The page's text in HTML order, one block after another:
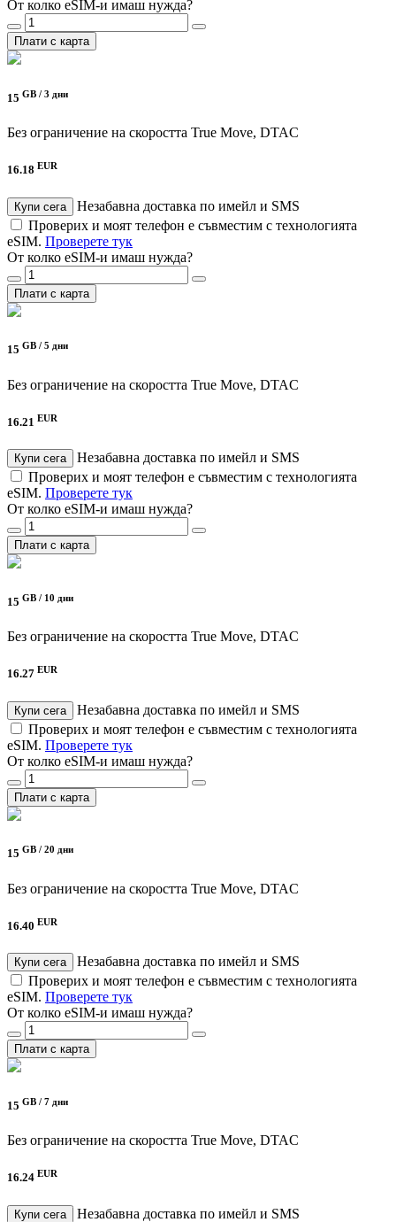
От колко eSIM-и имаш нужда?
Плати с карта
15 GB / 3 дни
Без ограничение на скоростта True Move, DTAC
16.18 EUR
Купи сега
Незабавна доставка по имейл и SMS
Проверих и моят телефон е съвместим с технологията
eSIM. Проверете тук
От колко eSIM-и имаш нужда?
Плати с карта
15 GB / 5 дни
Без ограничение на скоростта True Move, DTAC
16.21 EUR
Купи сега
Незабавна доставка по имейл и SMS
Проверих и моят телефон е съвместим с технологията
eSIM. Проверете тук
От колко eSIM-и имаш нужда?
Плати с карта
15 GB / 10 дни
Без ограничение на скоростта True Move, DTAC
16.27 EUR
Купи сега
Незабавна доставка по имейл и SMS
Проверих и моят телефон е съвместим с технологията
eSIM. Проверете тук
От колко eSIM-и имаш нужда?
Плати с карта
15 GB / 20 дни
Без ограничение на скоростта True Move, DTAC
16.40 EUR
Купи сега
Незабавна доставка по имейл и SMS
Проверих и моят телефон е съвместим с технологията
eSIM. Проверете тук
От колко eSIM-и имаш нужда?
Плати с карта
15 GB / 7 дни
Без ограничение на скоростта True Move, DTAC
16.24 EUR
Купи сега
Незабавна доставка по имейл и SMS